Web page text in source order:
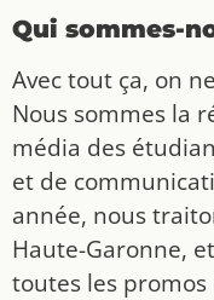
Qui sommes-
Avec tout ça, on
Nous sommes la
média des
et de
année, nous
Haute-Garonne,
toutes les promos